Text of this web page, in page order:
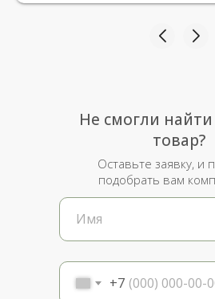
+7
Не смогли
товар?
Оставьте заявку, и
подобрать вам